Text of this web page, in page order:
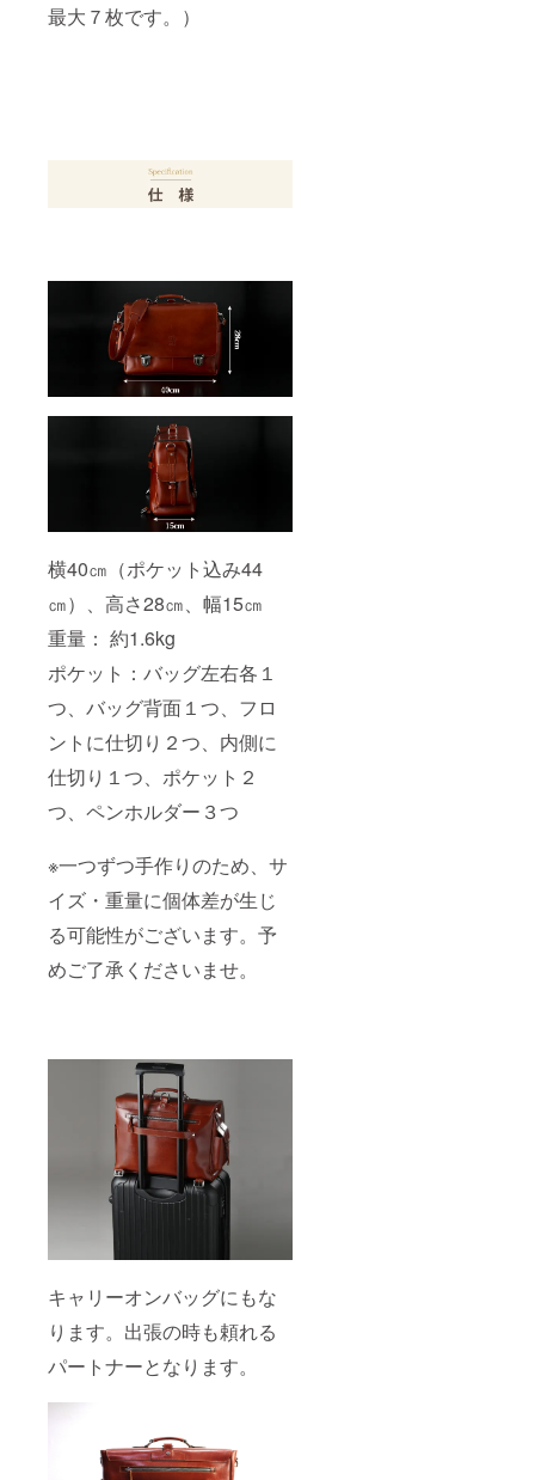
最大７枚です。）
横40㎝（ポケット込み44
㎝）、高さ28㎝、幅15㎝
重量： 約1.6kg
ポケット：バッグ左右各１
つ、バッグ背面１つ、フロ
ントに仕切り２つ、内側に
仕切り１つ、ポケット２
つ、ペンホルダー３つ
※一つずつ手作りのため、サ
イズ・重量に個体差が生じ
る可能性がございます。予
めご了承くださいませ。
キャリーオンバッグにもな
ります。出張の時も頼れる
パートナーとなります。